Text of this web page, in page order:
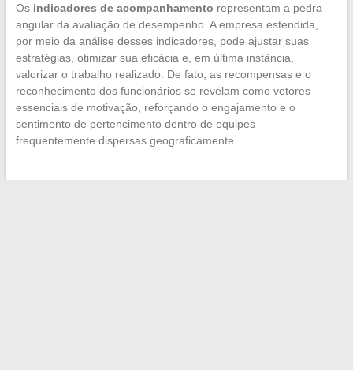
Os indicadores de acompanhamento representam a pedra
angular da avaliação de desempenho. A empresa estendida,
por meio da análise desses indicadores, pode ajustar suas
estratégias, otimizar sua eficácia e, em última instância,
valorizar o trabalho realizado. De fato, as recompensas e o
reconhecimento dos funcionários se revelam como vetores
essenciais de motivação, reforçando o engajamento e o
sentimento de pertencimento dentro de equipes
frequentemente dispersas geograficamente.